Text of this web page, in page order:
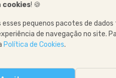
cookies! 🍪
esses pequenos pacotes de
de navegação no site.
Política de Cookies.